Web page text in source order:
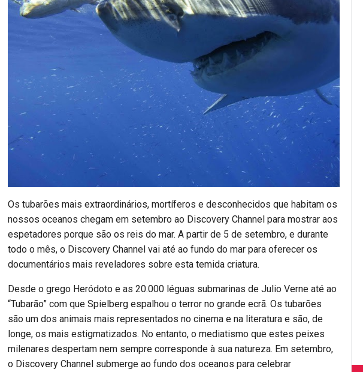
Os tubarões mais extraordinários, mortíferos e desconhecidos que habitam os
nossos oceanos chegam em setembro ao Discovery Channel para mostrar aos
espetadores porque são os reis do mar. A partir de 5 de setembro, e durante
todo o mês, o Discovery Channel vai até ao fundo do mar para oferecer os
documentários mais reveladores sobre esta temida criatura.
Desde o grego Heródoto e as 20.000 léguas submarinas de Julio Verne até ao
“Tubarão” com que Spielberg espalhou o terror no grande ecrã. Os tubarões
são um dos animais mais representados no cinema e na literatura e são, de
longe, os mais estigmatizados. No entanto, o mediatismo que estes peixes
milenares despertam nem sempre corresponde à sua natureza. Em setembro,
o Discovery Channel submerge ao fundo dos oceanos para celebrar